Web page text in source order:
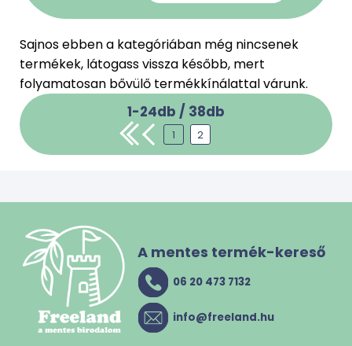
Sajnos ebben a kategóriában még nincsenek
termékek, látogass vissza később, mert
folyamatosan bővülő termékkínálattal várunk.
1-24db / 38db
1 2
A mentes termék-kereső
06 20 473 7132
info@freeland.hu